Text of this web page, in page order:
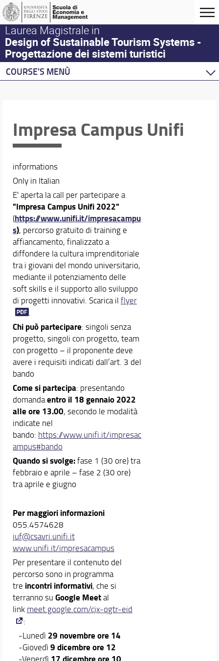
Laurea Magistrale in
Design of Sustainable Tourism Systems -
Progettazione dei sistemi turistici
COURSE'S MENÙ
DSTS Life
Calendar and timetable
Impresa Campus Unifi
informations
Only in Italian
E' aperta la call per partecipare a
"Impresa Campus Unifi 2022"
(https://www.unifi.it/impresacampu
s), percorso gratuito di training e
affiancamento, finalizzato a
diffondere la cultura imprenditoriale
tra i giovani del mondo universitario,
mediante il potenziamento delle
soft skills e il supporto allo sviluppo
di progetti innovativi. Scarica il flyer
.
Chi può partecipare: singoli senza
progetto, singoli con progetto, team
con progetto – il proponente deve
avere i requisiti indicati dall’art. 3 del
bando
Come si partecipa: presentando
domandaentro il 18 gennaio 2022
alle ore 13.00, secondo le modalità
indicate nel
bando: https://www.unifi.it/impresac
ampus#bando
Quando si svolge:fase 1 (30 ore) tra
febbraio e aprile – fase 2 (30 ore)
tra aprile e giugno
Per maggiori informazioni
055.4574628
iuf@csavri.unifi.it
www.unifi.it/impresacampus
Per presentare il contenuto del
percorso sono in programma
tre incontri informativi, che si
terranno su Google Meetal
link meet.google.com/cjx-qgtr-eid
:
-Lunedì 29 novembre ore 14
-Giovedì 9 dicembre ore 12
-Venerdì